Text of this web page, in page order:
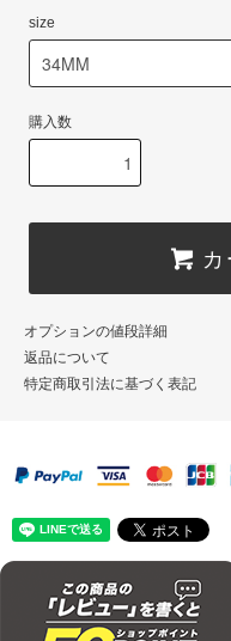
size
購入数
オプションの値段詳細
返品について
特定商取引法に基づく表記